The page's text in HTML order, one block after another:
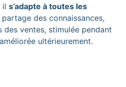
il s’adapte à toutes les
des connaissances,
des ventes, stimulée pendant
ultérieurement.